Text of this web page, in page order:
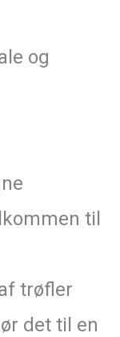
og
til
trøfler
det til en